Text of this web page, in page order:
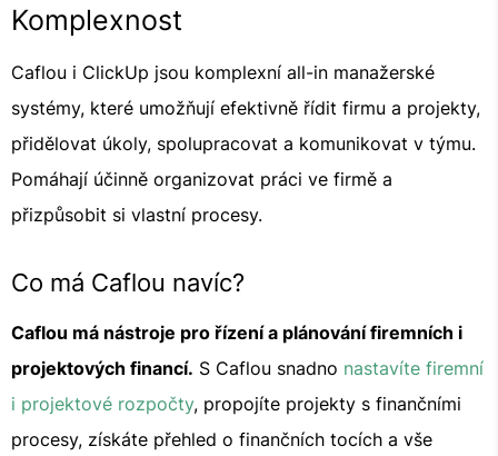
Komplexnost
Caflou i ClickUp jsou komplexní all-in manažerské
systémy, které umožňují efektivně řídit firmu a projekty,
přidělovat úkoly, spolupracovat a komunikovat v týmu.
Pomáhají účinně organizovat práci ve firmě a
přizpůsobit si vlastní procesy.
Co má Caflou navíc?
Caflou má nástroje pro řízení a plánování firemních i
projektových financí. S Caflou snadno nastavíte firemní
i projektové rozpočty, propojíte projekty s finančními
procesy, získáte přehled o finančních tocích a vše